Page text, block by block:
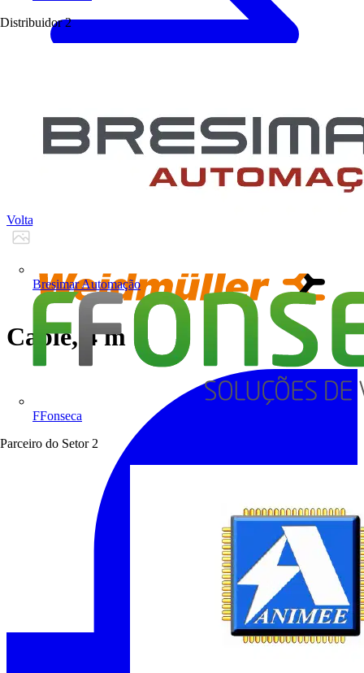
Distribuidor 2
Bresimar Automação
FFonseca
Parceiro do Setor 2
Voltar para Produtos
Cable, 4 m